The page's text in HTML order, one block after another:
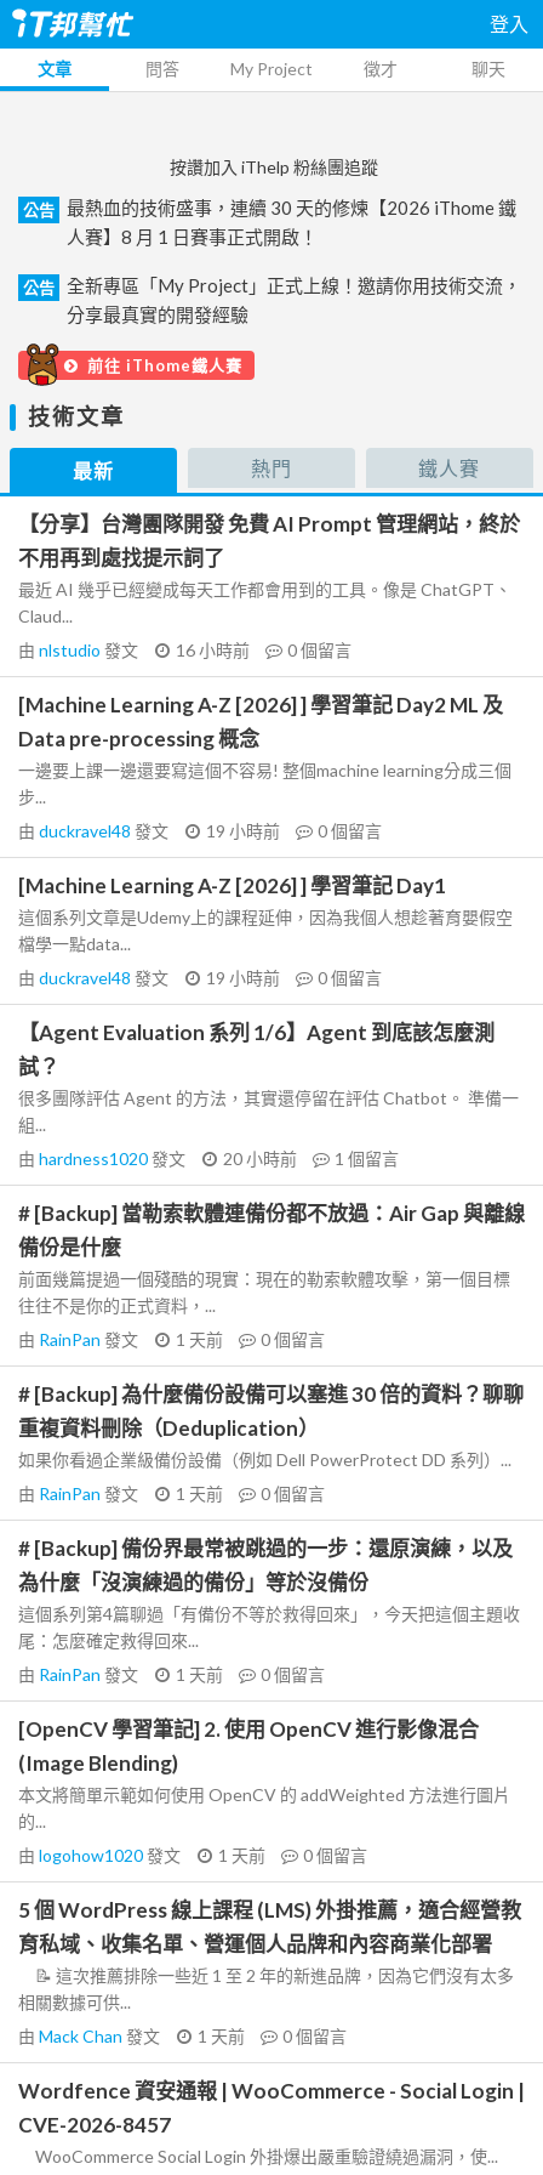
登入
文章 問答 My Project 徵才 聊天
按讚加入 iThelp 粉絲團追蹤
公告
最熱血的技術盛事，連續 30 天的修煉【2026 iThome 鐵
人賽】8 月 1 日賽事正式開啟！
公告
全新專區「My Project」正式上線！邀請你用技術交流，
分享最真實的開發經驗
前往 iThome鐵人賽
技術文章
最新 熱門 鐵人賽
【分享】台灣團隊開發 免費 AI Prompt 管理網站，終於
不用再到處找提示詞了
最近 AI 幾乎已經變成每天工作都會用到的工具。像是 ChatGPT、
Claud...
由 nlstudio 發文 16 小時前 0個留言
[Machine Learning A-Z [2026] ] 學習筆記 Day2 ML 及
Data pre-processing 概念
一邊要上課一邊還要寫這個不容易! 整個machine learning分成三個
步...
由 duckravel48 發文 19 小時前 0個留言
[Machine Learning A-Z [2026] ] 學習筆記 Day1
這個系列文章是Udemy上的課程延伸，因為我個人想趁著育嬰假空
檔學一點data...
由 duckravel48 發文 19 小時前 0個留言
【Agent Evaluation 系列 1/6】Agent 到底該怎麼測
試？
很多團隊評估 Agent 的方法，其實還停留在評估 Chatbot。 準備一
組...
由 hardness1020發文 20 小時前 1 個留言
# [Backup] 當勒索軟體連備份都不放過：Air Gap 與離線
備份是什麼
前面幾篇提過一個殘酷的現實：現在的勒索軟體攻擊，第一個目標
往往不是你的正式資料，...
由 RainPan 發文 1 天前 0個留言
# [Backup] 為什麼備份設備可以塞進 30 倍的資料？聊聊
重複資料刪除（Deduplication）
如果你看過企業級備份設備（例如 Dell PowerProtect DD 系列）...
由 RainPan 發文 1 天前 0個留言
# [Backup] 備份界最常被跳過的一步：還原演練，以及
為什麼「沒演練過的備份」等於沒備份
這個系列第4篇聊過「有備份不等於救得回來」，今天把這個主題收
尾：怎麼確定救得回來...
由 RainPan 發文 1 天前 0個留言
[OpenCV 學習筆記] 2. 使用 OpenCV 進行影像混合
(Image Blending)
本文將簡單示範如何使用 OpenCV 的 addWeighted 方法進行圖片
的...
由 logohow1020發文 1 天前 0個留言
5 個 WordPress 線上課程 (LMS) 外掛推薦，適合經營教
育私域、收集名單、營運個人品牌和內容商業化部署
📝 這次推薦排除一些近 1 至 2 年的新進品牌，因為它們沒有太多
相關數據可供...
由 Mack Chan 發文 1 天前 0個留言
Wordfence 資安通報 | WooCommerce - Social Login |
CVE-2026-8457
WooCommerce Social Login 外掛爆出嚴重驗證繞過漏洞，使...